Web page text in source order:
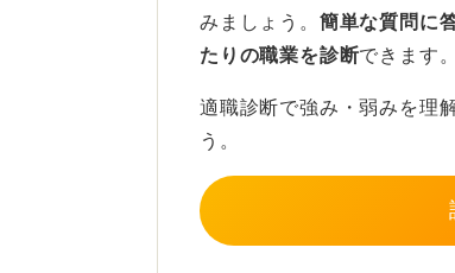
忙しい時期だからこそ、戦
れます。
みましょう。 簡単な質問に
たりの職業を診断できます。
適職診断で強み・弱みを理
う。